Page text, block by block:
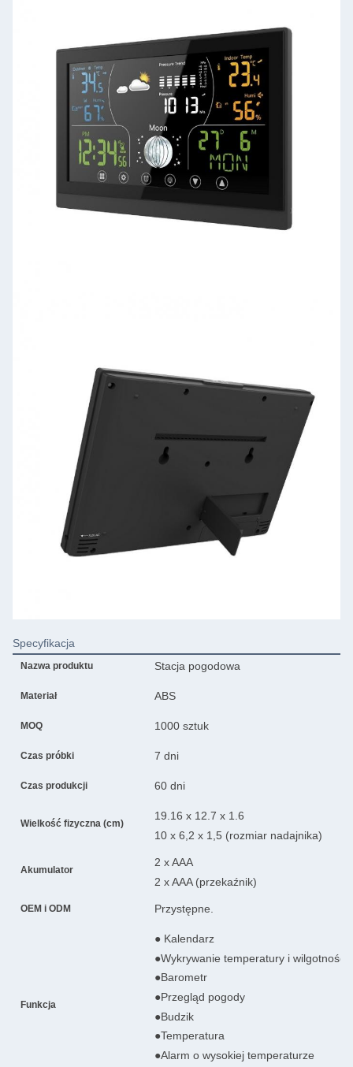
Specyfikacja
Nazwa produktu Stacja pogodowa
Materiał ABS
MOQ 1000 sztuk
Czas próbki 7 dni
Czas produkcji 60 dni
Wielkość fizyczna (cm)
19.16 x 12.7 x 1.6
10 x 6,2 x 1,5 (rozmiar nadajnika)
Akumulator
2 x AAA
2 x AAA (przekaźnik)
OEM i ODM Przystępne.
Funkcja
● Kalendarz
●Wykrywanie temperatury i wilgotności
●Barometr
●Przegląd pogody
●Budzik
●Temperatura
●Alarm o wysokiej temperaturze